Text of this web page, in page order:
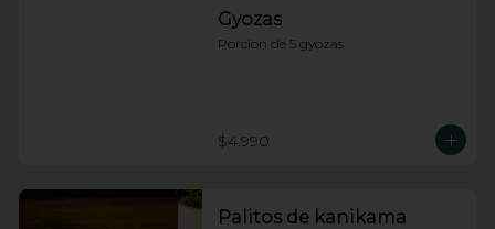
Gyozas
Porcion de 5 gyozas
$4.990
Palitos de kanikama